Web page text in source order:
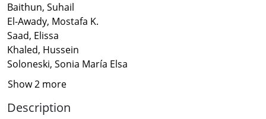
Baithun, Suhail
El-Awady, Mostafa K.
Saad, Elissa
Khaled, Hussein
Soloneski, Sonia María Elsa
Show 2 more
Description